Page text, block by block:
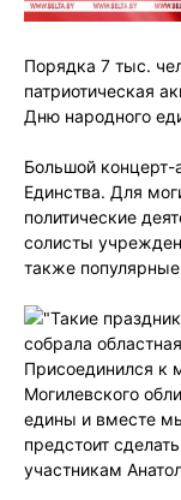
Порядка 7 тыс.
патриотическая
Дню народного
Большой
Единства. Для
политические
солисты
также
Присоединился к
Могилевского
едины и вместе
предстоит
участникам